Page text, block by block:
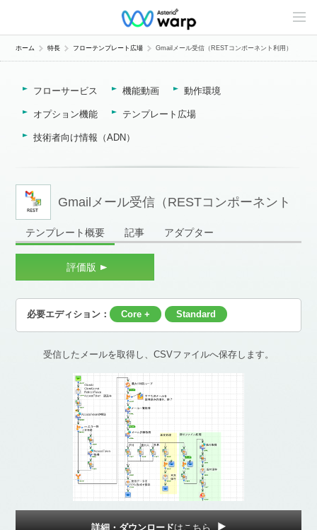
C
n
e
ホーム 特長 フローテンプレート広場 Gmailメール受信（RESTコンポーネント利用）
フローサービス 機能動画 動作環境
オプション機能 テンプレート広場
技術者向け情報（ADN）
Gmailメール受信（RESTコンポーネント
利用）
テンプレート概要 記事 アダプター
評価版
必要エディション： Core + Standard
受信したメールを取得し、CSVファイルへ保存します。
詳細・ダウンロードはこちら